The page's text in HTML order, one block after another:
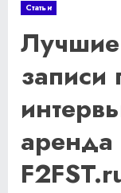
Статьи
записи
аренда